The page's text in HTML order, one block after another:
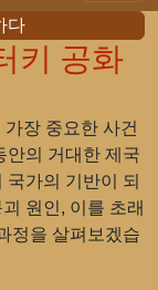
다
키 공화
장 중요한 사건
안의 거대한 제국
가의 기반이 되
원인, 이를 초래
정을 살펴보겠습